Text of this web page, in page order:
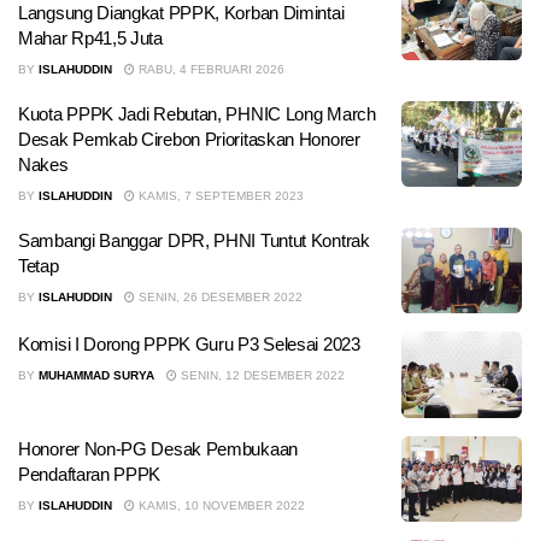
Langsung Diangkat PPPK, Korban Dimintai
Mahar Rp41,5 Juta
BY ISLAHUDDIN RABU, 4 FEBRUARI 2026
Kuota PPPK Jadi Rebutan, PHNIC Long March
Desak Pemkab Cirebon Prioritaskan Honorer
Nakes
BY ISLAHUDDIN KAMIS, 7 SEPTEMBER 2023
Sambangi Banggar DPR, PHNI Tuntut Kontrak
Tetap
BY ISLAHUDDIN SENIN, 26 DESEMBER 2022
Komisi I Dorong PPPK Guru P3 Selesai 2023
BY MUHAMMAD SURYA SENIN, 12 DESEMBER 2022
Honorer Non-PG Desak Pembukaan
Pendaftaran PPPK
BY ISLAHUDDIN KAMIS, 10 NOVEMBER 2022